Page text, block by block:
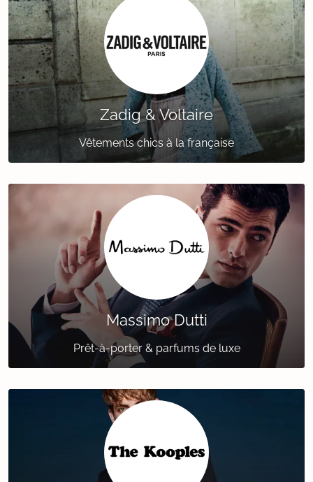
Zadig & Voltaire
Vêtements chics à la française
Massimo Dutti
Prêt-à-porter & parfums de luxe